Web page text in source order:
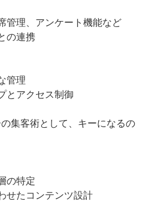
管理、アンケート機能など
の連携
管理
とアクセス制御
集客術として、キーになるの
の特定
せたコンテンツ設計